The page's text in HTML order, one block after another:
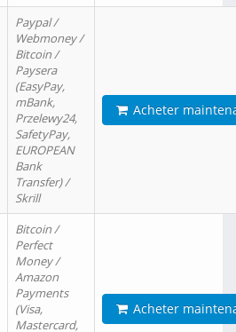
Paypal /
Webmoney /
Bitcoin /
Paysera
(EasyPay,
mBank,
Przelewy24,
SafetyPay,
EUROPEAN
Bank
Transfer) /
Skrill
Acheter
Bitcoin /
Perfect
Money /
Amazon
Payments
(Visa,
Mastercard,
Acheter